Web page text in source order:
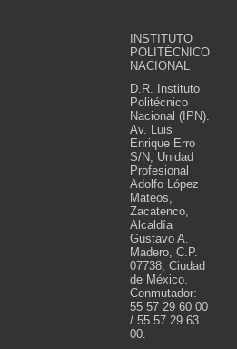
INSTITUTO
POLITÉCNICO
NACIONAL
D.R. Instituto
Politécnico
Nacional (IPN).
Av. Luis
Enrique Erro
S/N, Unidad
Profesional
Adolfo López
Mateos,
Zacatenco,
Alcaldía
Gustavo A.
Madero, C.P.
07738, Ciudad
de México.
Conmutador:
55 57 29 60 00
/ 55 57 29 63
00.